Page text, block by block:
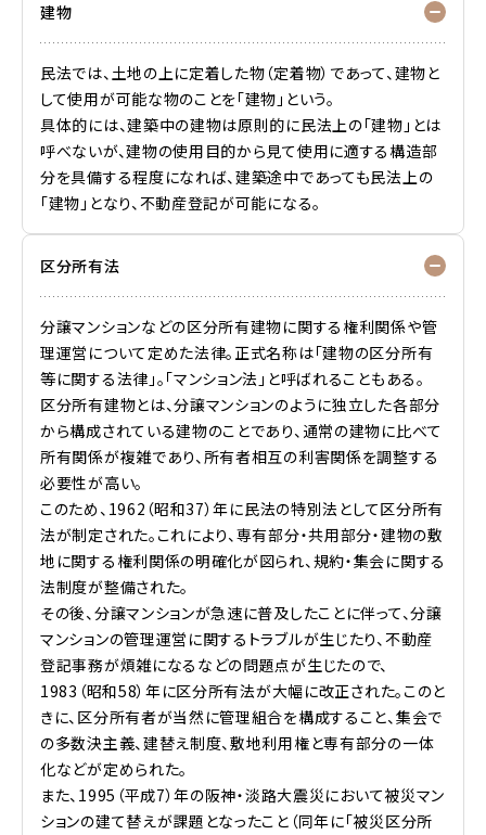
建物
民法では、土地の上に定着した物（定着物）であって、建物と
して使用が可能な物のことを「建物」という。
具体的には、建築中の建物は原則的に民法上の「建物」とは
呼べないが、建物の使用目的から見て使用に適する構造部
分を具備する程度になれば、建築途中であっても民法上の
「建物」となり、不動産登記が可能になる。
区分所有法
分譲マンションなどの区分所有建物に関する権利関係や管
理運営について定めた法律。正式名称は「建物の区分所有
等に関する法律」。「マンション法」と呼ばれることもある。
区分所有建物とは、分譲マンションのように独立した各部分
から構成されている建物のことであり、通常の建物に比べて
所有関係が複雑であり、所有者相互の利害関係を調整する
必要性が高い。
このため、1962（昭和37）年に民法の特別法として区分所有
法が制定された。これにより、専有部分・共用部分・建物の敷
地に関する権利関係の明確化が図られ、規約・集会に関する
法制度が整備された。
その後、分譲マンションが急速に普及したことに伴って、分譲
マンションの管理運営に関するトラブルが生じたり、不動産
登記事務が煩雑になるなどの問題点が生じたので、
1983（昭和58）年に区分所有法が大幅に改正された。このと
きに、区分所有者が当然に管理組合を構成すること、集会で
の多数決主義、建替え制度、敷地利用権と専有部分の一体
化などが定められた。
また、1995（平成7）年の阪神・淡路大震災において被災マン
ションの建て替えが課題となったこと（同年に「被災区分所